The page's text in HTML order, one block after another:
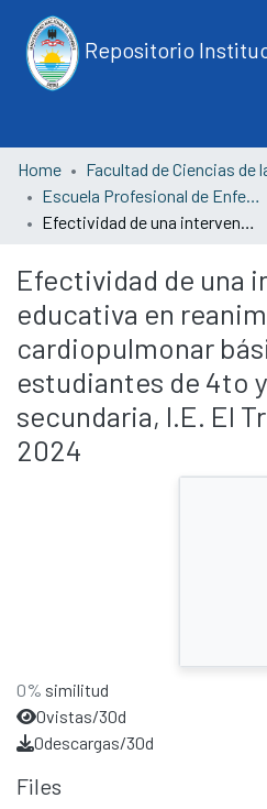
Repositorio
Home
Escuela Profesional de Enfermería
Efectividad de una intervención educativa en reanimación cardiopulmonar básica en estudiantes de 4to y 5to de secundaria, I.E. El Triunfo, Tumbes – 2024
Efectividad de una
educativa en
cardiopulmonar
estudiantes de 4to
secundaria, I.E. El
2024
0% similitud
0vistas/30d
0descargas/30d
Files